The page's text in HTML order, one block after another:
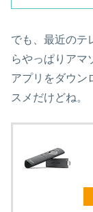
でも、最近のテ
らやっぱりアマ
アプリをダウン
スメだけどね。